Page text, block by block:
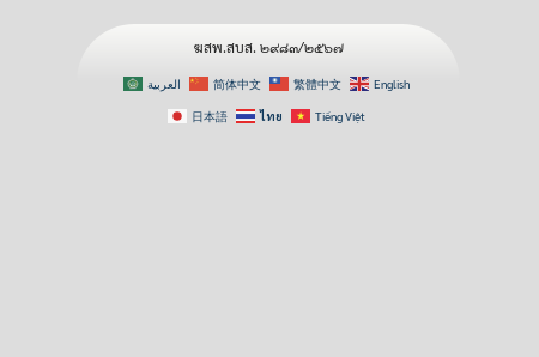
ฆสพ.สบส. ๒๙๘๓/๒๕๖๗
العربية 简体中文 繁體中文 English
日本語 ไทย Tiếng Việt